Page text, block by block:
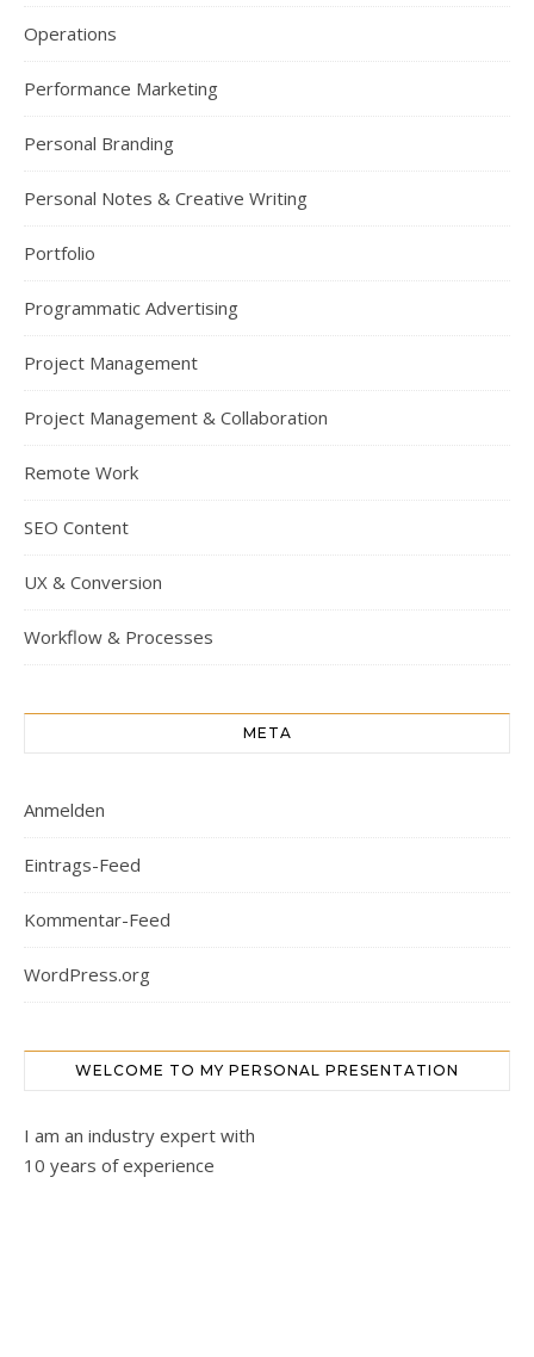
Operations
Performance Marketing
Personal Branding
Personal Notes & Creative Writing
Portfolio
Programmatic Advertising
Project Management
Project Management & Collaboration
Remote Work
SEO Content
UX & Conversion
Workflow & Processes
META
Anmelden
Eintrags-Feed
Kommentar-Feed
WordPress.org
WELCOME TO MY PERSONAL PRESENTATION
I am an industry expert with
10 years of experience